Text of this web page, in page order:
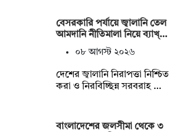
বেসরকারি পর্যায়ে জ্বালানি তেল
আমদানি নীতিমালা নিয়ে ব্যাখ্…
০৮ আগস্ট ২০২৬
দেশের জ্বালানি নিরাপত্তা নিশ্চিত
করা ও নিরবিচ্ছিন্ন সরবরাহ …
বাংলাদেশের জলসীমা থেকে ৩